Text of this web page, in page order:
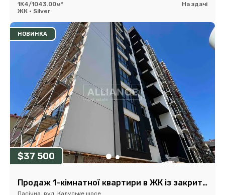
1К4/1043.00м²
На здачі
ЖК • Silver
НОВИНКА
$37 500
Продаж 1-кімнатної квартири в ЖК із закритою територією